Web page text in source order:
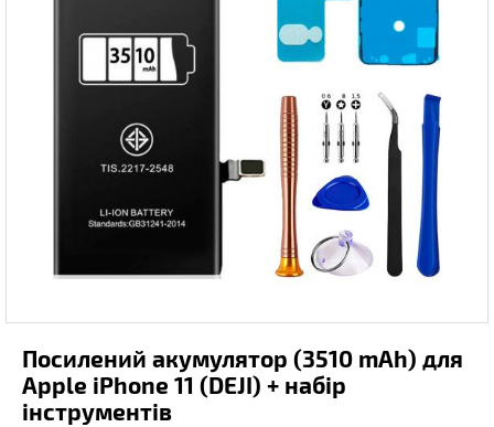
Посилений акумулятор (3510 mAh) для
Apple iPhone 11 (DEJI) + набір
інструментів